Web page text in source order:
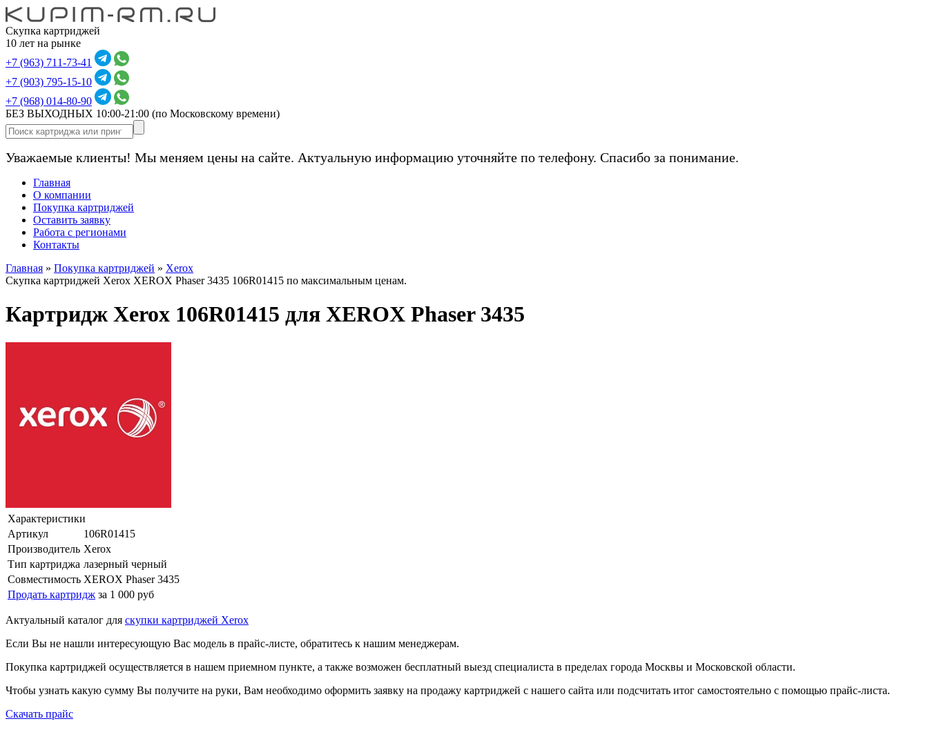
Скупка картриджей
10 лет на рынке
+7 (963) 711-73-41
+7 (903) 795-15-10
+7 (968) 014-80-90
БЕЗ ВЫХОДНЫХ 10:00-21:00 (по Московскому времени)
Уважаемые клиенты! Мы меняем цены на сайте. Актуальную информацию уточняйте по телефону. Спасибо за понимание.
Главная
О компании
Покупка картриджей
Оставить заявку
Работа с регионами
Контакты
Главная » Покупка картриджей » Xerox
Скупка картриджей Xerox XEROX Phaser 3435 106R01415 по максимальным ценам.
Картридж Xerox 106R01415 для XEROX Phaser 3435
Характеристики
Артикул
106R01415
Производитель Xerox
Тип картриджа лазерный черный
Совместимость XEROX Phaser 3435
Продать картридж за 1 000 руб
Актуальный каталог для скупки картриджей Xerox
Если Вы не нашли интересующую Вас модель в прайс-листе, обратитесь к нашим менеджерам.
Покупка картриджей осуществляется в нашем приемном пункте, а также возможен бесплатный выезд специалиста в пределах города Москвы и Московской области.
Чтобы узнать какую сумму Вы получите на руки, Вам необходимо оформить заявку на продажу картриджей с нашего сайта или подсчитать итог самостоятельно с помощью прайс-листа.
Скачать прайс